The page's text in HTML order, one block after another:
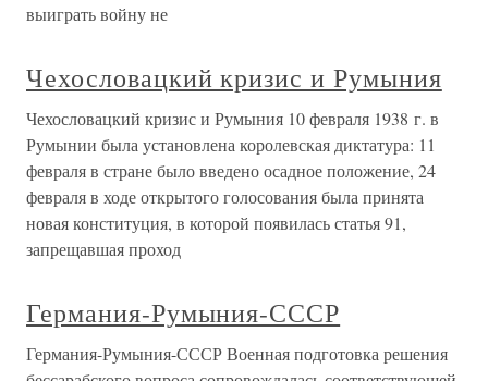
выиграть войну не
Чехословацкий кризис и Румыния
Чехословацкий кризис и Румыния 10 февраля 1938 г. в
Румынии была установлена королевская диктатура: 11
февраля в стране было введено осадное положение, 24
февраля в ходе открытого голосования была принята
новая конституция, в которой появилась статья 91,
запрещавшая проход
Германия-Румыния-СССР
Германия-Румыния-СССР Военная подготовка решения